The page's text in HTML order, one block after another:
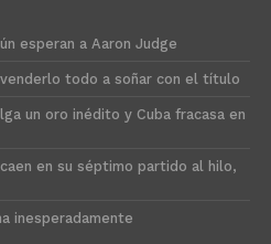
esperan a Aaron Judge
todo a soñar con el título
un oro inédito y Cuba fracasa en
en su séptimo partido al hilo,
inesperadamente